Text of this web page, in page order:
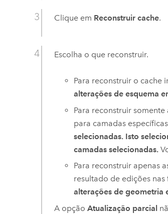
Clique em Reconstruir cache.
Escolha o que reconstruir.
Para reconstruir o cache
alterações de esquema
Para reconstruir
para camadas
selecionadas. Isto
camadas selecionadas.
Para reconstruir apenas
resultado de edições nas
alterações de geometria
A opçãoAtualização parcial